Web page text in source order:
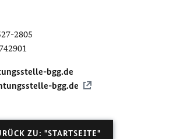
2805
bgg.de
bgg.de
ZU: "STARTSEITE"